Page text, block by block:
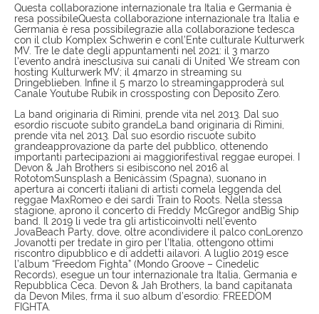
Questa collaborazione internazionale tra Italia e Germania è
resa possibileQuesta collaborazione internazionale tra Italia e
Germania è resa possibilegrazie alla collaborazione tedesca
con il club Komplex Schwerin e conl’Ente culturale Kulturwerk
MV. Tre le date degli appuntamenti nel 2021: il 3 marzo
l’evento andrà inesclusiva sui canali di United We stream con
hosting Kulturwerk MV; il 4marzo in streaming su
Dringeblieben. Infine il 5 marzo lo streamingapproderà sul
Canale Youtube Rubik in crossposting con Deposito Zero.
La band originaria di Rimini, prende vita nel 2013. Dal suo
esordio riscuote subito grandeLa band originaria di Rimini,
prende vita nel 2013. Dal suo esordio riscuote subito
grandeapprovazione da parte del pubblico, ottenendo
importanti partecipazioni ai maggiorifestival reggae europei. I
Devon & Jah Brothers si esibiscono nel 2016 al
RototomSunsplash a Benicàssim (Spagna), suonano in
apertura ai concerti italiani di artisti comela leggenda del
reggae MaxRomeo e dei sardi Train to Roots. Nella stessa
stagione, aprono il concerto di Freddy McGregor andBig Ship
band. Il 2019 li vede tra gli artisticoinvolti nell’evento
JovaBeach Party, dove, oltre acondividere il palco conLorenzo
Jovanotti per tredate in giro per l’Italia, ottengono ottimi
riscontro dipubblico e di addetti ailavori. A luglio 2019 esce
l’album “Freedom Fighta” (Mondo Groove – Cinedelic
Records), esegue un tour internazionale tra Italia, Germania e
Repubblica Ceca. Devon & Jah Brothers, la band capitanata
da Devon Miles, frma il suo album d’esordio: FREEDOM
FIGHTA.